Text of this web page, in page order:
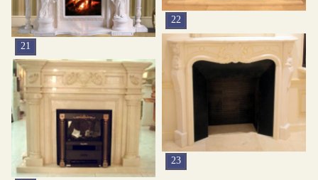
21
22
23